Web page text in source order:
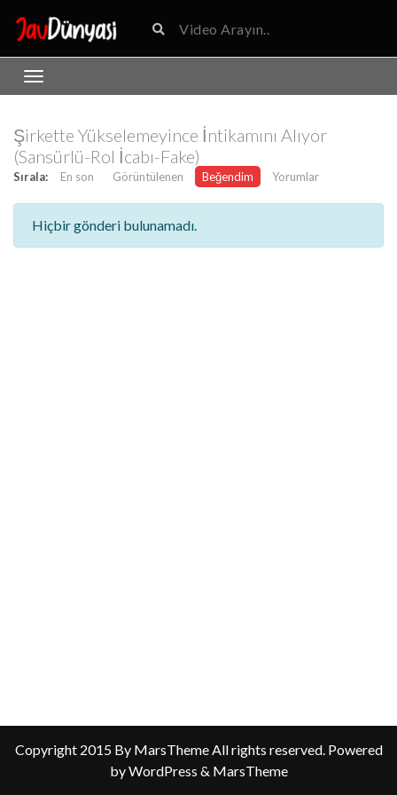
Şirkette Yükselemeyince İntikamını Alıyor
(Sansürlü-Rol İcabı-Fake)
Sırala: En son Görüntülenen Beğendim Yorumlar
Hiçbir gönderi bulunamadı.
Copyright 2015 By MarsTheme All rights reserved. Powered
by WordPress & MarsTheme